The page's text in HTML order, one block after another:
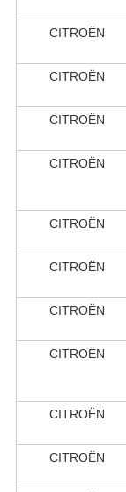
CITROËN
CITROËN
CITROËN
CITROËN
CITROËN
CITROËN
CITROËN
CITROËN
CITROËN
CITROËN